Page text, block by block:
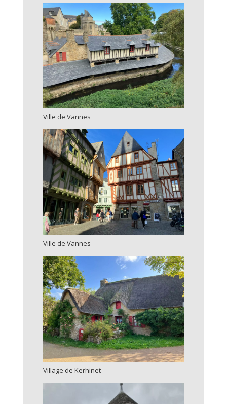
Ville de Vannes
Ville de Vannes
Village de Kerhinet